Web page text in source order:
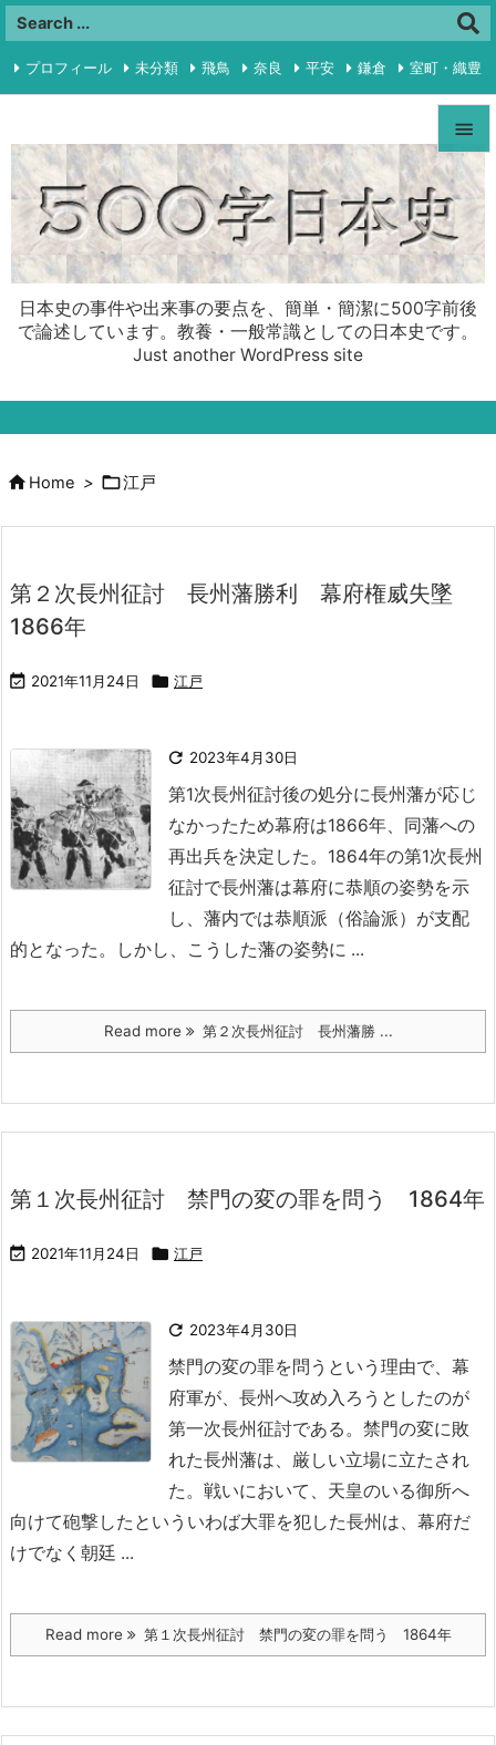
日本史の事件や出来事の要点を、簡単・簡潔に500字前後
で論述しています。教養・一般常識としての日本史です。
Just another WordPress site


Menu


Prev
プロフィール 未分類 飛鳥 奈良 平安 鎌倉 室町・織豊
RSS
Feedly
 Home > 江戸
第２次長州征討 長州藩勝利 幕府権威失墜
1866年
 2021年11月24日  江戸
 2023年4月30日
第1次長州征討後の処分に長州藩が応じ
なかったため幕府は1866年、同藩への
再出兵を決定した。 1864年の第1次長州
征討で長州藩は幕府に恭順の姿勢を示
し、藩内では恭順派（俗論派）が支配
的となった。
しかし、こうした藩の姿勢に ...
Read more 第２次長州征討 長州藩勝 ...
第１次長州征討 禁門の変の罪を問う 1864年
 2021年11月24日  江戸
 2023年4月30日
禁門の変の罪を問うという理由で、幕
府軍が、長州へ攻め入ろうとしたのが
第一次長州征討である。 禁門の変に敗
れた長州藩は、厳しい立場に立たされ
た。戦いにおいて、天皇のいる御所へ
向けて砲撃したといういわば大罪を犯した長州は、幕府だ
けでなく朝廷 ...
Read more 第１次長州征討 禁門の変の罪を問う 1864年